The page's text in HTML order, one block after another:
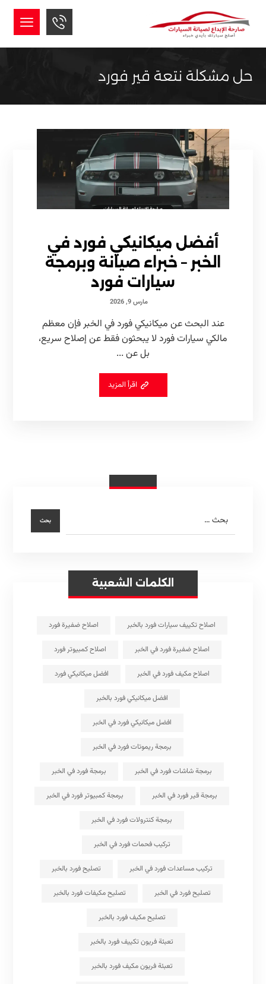
حل مشكلة نتعة قير فورد
أفضل ميكانيكي فورد في
الخبر – خبراء صيانة وبرمجة
سيارات فورد
مارس 9, 2026
عند البحث عن ميكانيكي فورد في الخبر فإن معظم
مالكي سيارات فورد لا يبحثون فقط عن إصلاح سريع،
بل عن ...
اقرأ المزيد
الكلمات الشعبية
اصلاح تكييف سيارات فورد بالخبر اصلاح ضفيرة فورد
اصلاح ضفيرة فورد في الخبر اصلاح كمبيوتر فورد
اصلاح مكيف فورد في الخبر افضل ميكانيكي فورد
افضل ميكانيكي فورد بالخبر
افضل ميكانيكي فورد في الخبر
برمجة ريموتات فورد في الخبر
برمجة شاشات فورد في الخبر برمجة فورد في الخبر
برمجة قير فورد في الخبر برمجة كمبيوتر فورد في الخبر
برمجة كنترولات فورد في الخبر
تركيب فحمات فورد في الخبر
تركيب مساعدات فورد في الخبر تصليح فورد بالخبر
تصليح فورد في الخبر تصليح مكيفات فورد بالخبر
تصليح مكيف فورد بالخبر
تعبئة فريون تكييف فورد بالخبر
تعبئة فريون مكيف فورد بالخبر